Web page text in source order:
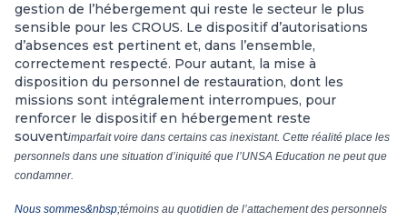
gestion de l’hébergement qui reste le secteur le plus
sensible pour les CROUS. Le dispositif d’autorisations
d’absences est pertinent et, dans l’ensemble,
correctement respecté. Pour autant, la mise à
disposition du personnel de restauration, dont les
missions sont intégralement interrompues, pour
renforcer le dispositif en hébergement reste
souventimparfait voire dans certains cas inexistant. Cette réalité place les
personnels dans une situation d’iniquité que l’UNSA Education ne peut que
condamner.
Nous sommes&nbsp;témoins au quotidien de l’attachement des personnels